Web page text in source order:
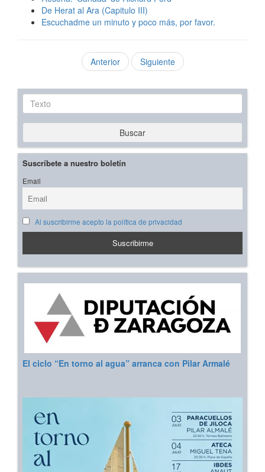
De Herat al Ara (Capitulo III)
Escuchadme un minuto y poco más, por favor.
Anterior Siguiente
Texto
Buscar
Suscríbete a nuestro boletín
Email
Al suscribirme acepto la política de privacidad
El ciclo “En torno al agua” arranca con Pilar Armalé